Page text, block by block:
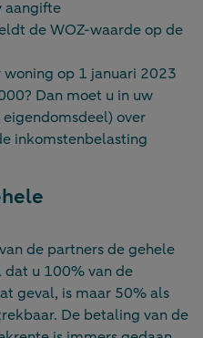
aangifte
de WOZ-waarde op de
op 1 januari 2023
Dan moet u in uw
over
inkomstenbelasting
de partners de gehele
u 100% van de
geval, is maar 50% als
De betaling van de